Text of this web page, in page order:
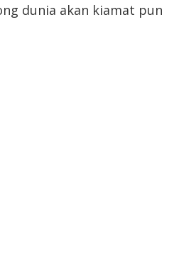
dunia akan kiamat pun